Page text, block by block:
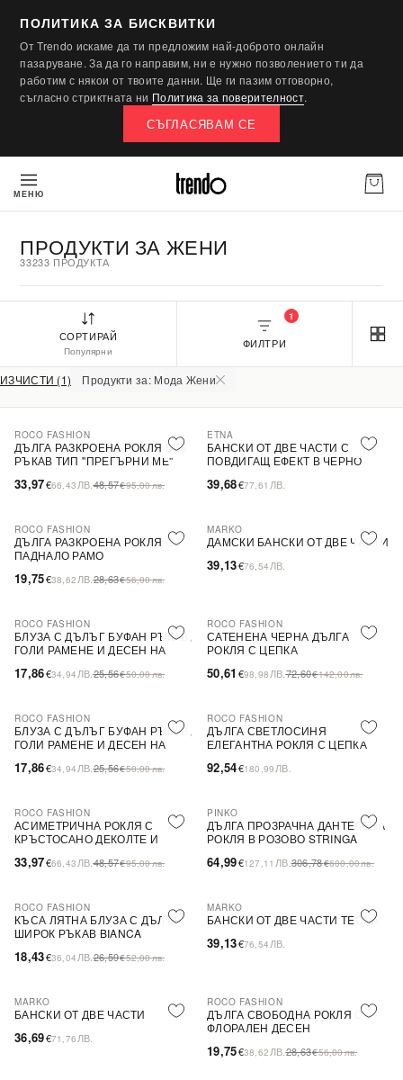
ПОЛИТИКА ЗА БИСКВИТКИ
От Trendo искаме да ти предложим най-доброто онлайн
пазаруване. За да го направим, ни е нужно позволението ти да
работим с някои от твоите данни. Ще ги пазим отговорно,
съгласно стриктната ни Политика за поверителност.
СЪГЛАСЯВАМ СЕ
МЕНЮ
ПРОДУКТИ ЗА ЖЕНИ
33233 ПРОДУКТА
СОРТИРАЙ
Популярни
ФИЛТРИ
1
ИЗЧИСТИ (1) Продукти за: Мода Жени
-30%
ROCO FASHION
ДЪЛГА РАЗКРОЕНА РОКЛЯ БЕЗ
РЪКАВ ТИП ''ПРЕГЪРНИ МЕ''
33,97€66,43 ЛВ.48,57€95,00лв.
ETNA
БАНСКИ ОТ ДВЕ ЧАСТИ С
ПОВДИГАЩ ЕФЕКТ В ЧЕРНО
39,68€77,61 ЛВ.
-31%
ROCO FASHION
ДЪЛГА РАЗКРОЕНА РОКЛЯ С
ПАДНАЛО РАМО
19,75€38,62 ЛВ.28,63€56,00лв.
MARKO
ДАМСКИ БАНСКИ ОТ ДВЕ ЧАСТИ
39,13€76,54 ЛВ.
-30%
ROCO FASHION
БЛУЗА С ДЪЛЪГ БУФАН РЪКАВ,
ГОЛИ РАМЕНЕ И ДЕСЕН НА
17,86€34,94 ЛВ.25,56€50,00лв.
-30%
ROCO FASHION
САТЕНЕНА ЧЕРНА ДЪЛГА
РОКЛЯ С ЦЕПКА
50,61 €98,98 ЛВ.72,60€142,00лв.
-30%
ROCO FASHION
БЛУЗА С ДЪЛЪГ БУФАН РЪКАВ,
ГОЛИ РАМЕНЕ И ДЕСЕН НА
17,86€34,94 ЛВ.25,56€50,00лв.
ROCO FASHION
ДЪЛГА СВЕТЛОСИНЯ
ЕЛЕГАНТНА РОКЛЯ С ЦЕПКА
92,54€180,99 ЛВ.
-30%
ROCO FASHION
АСИМЕТРИЧНА РОКЛЯ С
КРЪСТОСАНО ДЕКОЛТЕ И
33,97€66,43 ЛВ.48,57€95,00лв.
-79%
PINKO
ДЪЛГА ПРОЗРАЧНА ДАНТЕЛЕНА
РОКЛЯ В РОЗОВО STRINGA
64,99€127,11 ЛВ.306,78€600,00лв.
-31%
ROCO FASHION
КЪСА ЛЯТНА БЛУЗА С ДЪЛЪГ
ШИРОК РЪКАВ BIANCA
18,43€36,04 ЛВ.26,59€52,00лв.
MARKO
БАНСКИ ОТ ДВЕ ЧАСТИ TEONA
39,13€76,54 ЛВ.
MARKO
БАНСКИ ОТ ДВЕ ЧАСТИ
36,69€71,76 ЛВ.
-31%
ROCO FASHION
ДЪЛГА СВОБОДНА РОКЛЯ С
ФЛОРАЛЕН ДЕСЕН
19,75€38,62 ЛВ.28,63€56,00лв.